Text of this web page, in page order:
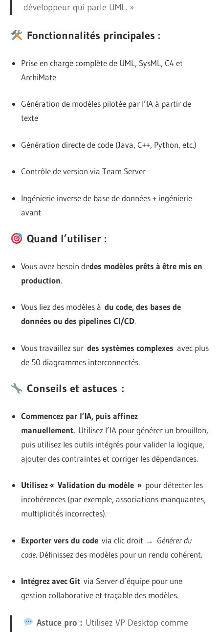
développeur qui parle UML. »
Fonctionnalités principales :
Prise en charge complète de UML, SysML, C4 et
ArchiMate
Génération de modèles pilotée par l’IA à partir de
texte
Génération directe de code (Java, C++, Python, etc.)
Contrôle de version via Team Server
Ingénierie inverse de base de données + ingénierie
avant
Quand l’utiliser :
Vous avez besoin dedes modèles prêts à être mis en
production.
Vous liez des modèles à du code, des bases de
données ou des pipelines CI/CD.
Vous travaillez sur des systèmes complexes avec plus
de 50 diagrammes interconnectés.
Conseils et astuces :
Commencez par l’IA, puis affinez
manuellement.Utilisez l’IA pour générer un brouillon,
puis utilisez les outils intégrés pour valider la logique,
ajouter des contraintes et corriger les dépendances.
Utilisez « Validation du modèle » pour détecter les
incohérences (par exemple, associations manquantes,
multiplicités incorrectes).
Exporter vers du codevia clic droit → Générer du
code. Définissez des modèles pour un rendu cohérent.
Intégrez avec Gitvia Server d’équipe pour une
gestion collaborative et traçable des modèles.
Astuce pro : Utilisez VP Desktop comme